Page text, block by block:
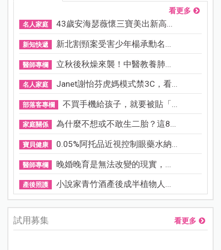
看更多
名人家庭 43歲安海瑟薇懷三寶美出新高...
新知快遞 新北割頸案受害少年楊承勳名...
醫師專欄 立秋後秋燥來襲！中醫教養肺...
名人家庭 Janet謝怡芬虎媽模式禁3C，看...
部落客專欄 不買手機給孩子，就要被貼「...
家庭關係 為什麼不想或不敢生二胎？這8...
寶貝健康 0.05%阿托品近視控制眼藥水納...
醫師專欄 晚婚晚育是無法改變的現實，...
產後照護 小說家青竹酒產後成半植物人...
試用募集 看更多